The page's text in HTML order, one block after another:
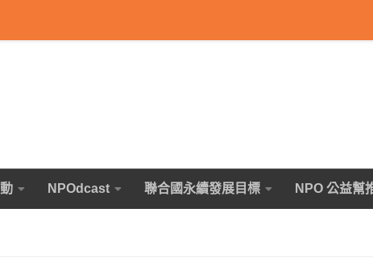
NPOdcast 聯合國永續發展目標 NPO 公益幫